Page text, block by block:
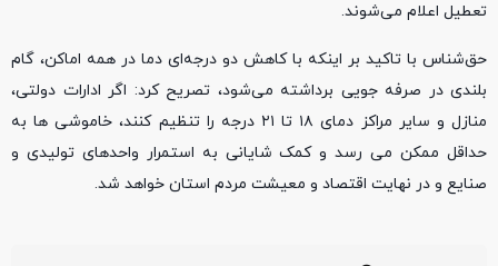
تعطیل اعلام می‌شوند.
حق‌شناس با تاکید بر اینکه با کاهش دو درجه‌ای دما در همه اماکن، گام
بلندی در صرفه جویی برداشته می‌شود، تصریح کرد: اگر ادارات دولتی،
منازل و سایر مراکز دمای ۱۸ تا ۲۱ درجه را تنظیم کنند، خاموشی ها به
حداقل ممکن می رسد و کمک شایانی به استمرار واحدهای تولیدی و
صنایع و در نهایت اقتصاد و معیشت مردم استان خواهد شد.